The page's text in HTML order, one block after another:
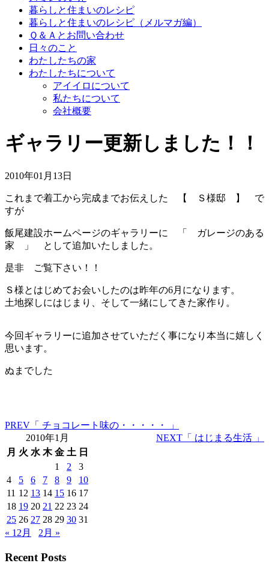
暮らしと住まいのレシピ
暮らしと住まいのレシピ（メルマガ編）
Ｑ＆Ａとお問い合わせ
日々のこと
わたしたちの家
わたしたちについて
アイイロについて
私たちについて
会社概要
ギャラリー更新しました！！
2010年01月13日
これまで着工から完成までお伝えした 【 Ｓ様邸 】 で
すが
飯尾建設ホームページのギャラリーに 「 ガレージのある
家 」 として追加いたしました。
是非 ご覧下さい！！
Ｓ様とはじめてお会いしたのは昨年の6月になります。
土地探しにはじまり、そして一緒にしてきた家作り。
今回ギャラリーに追加させていただく事になり本当に嬉しく
思います。
ぬまでした
PREV 「 チョコレート味の・・・・・ 」
NEXT 「 はじまる生活 」
2010年1月
月 火 水 木 金 土 日
1
2
3
4
5 6 7 8 9
10
11 12 13 14 15 16 17
18 19 20 21 22 23 24
25 26 27 28 29 30 31
« 12月
2月 »
Recent Posts